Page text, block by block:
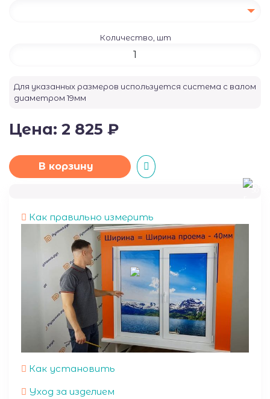
Количество, шт
Для указанных размеров используется система с валом
диаметром 19мм
Цена: 2 825 ₽
В корзину
50
Как правильно измерить
Как установить
Уход за изделием